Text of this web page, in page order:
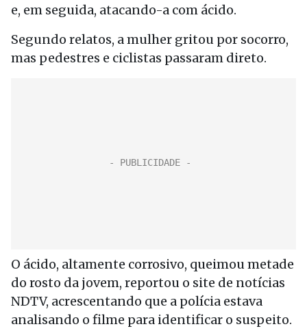
e, em seguida, atacando-a com ácido.
Segundo relatos, a mulher gritou por socorro,
mas pedestres e ciclistas passaram direto.
O ácido, altamente corrosivo, queimou metade
do rosto da jovem, reportou o site de notícias
NDTV, acrescentando que a polícia estava
analisando o filme para identificar o suspeito.